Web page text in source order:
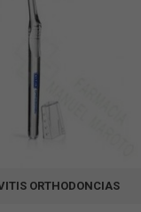
ORTHODONCIAS